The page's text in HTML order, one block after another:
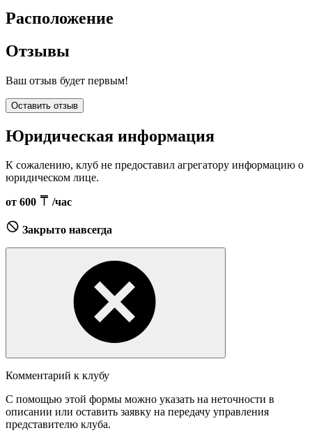
Расположение
Отзывы
Ваш отзыв будет первым!
Оставить отзыв
Юридическая информация
К сожалению, клуб не предоставил агрегатору информацию о
юридическом лице.
от 600 /час
Закрыто навсегда
Комментарий к клубу
С помощью этой формы можно указать на неточности в
описании или оставить заявку на передачу управления
представителю клуба.